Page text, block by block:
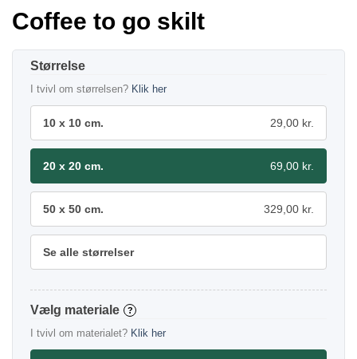
Coffee to go skilt
Størrelse
I tvivl om størrelsen? Klik her
10 x 10 cm. 29,00 kr.
20 x 20 cm. 69,00 kr.
50 x 50 cm. 329,00 kr.
Se alle størrelser
materiale ?
I tvivl om materialet? Klik her